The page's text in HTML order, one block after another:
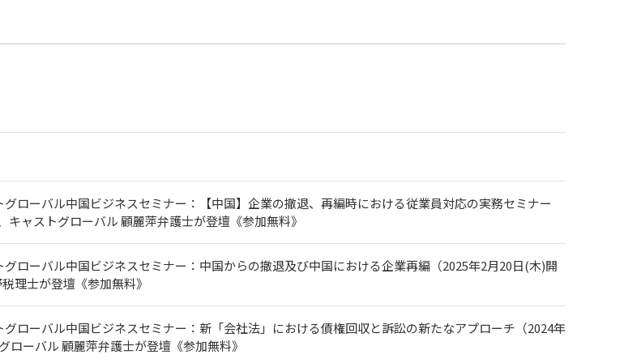
グローバル中国ビジネスセミナー：【中国】企業の撤退、再編時における従業員対応の実務セミナー
キャストグローバル 顧麗萍弁護士が登壇《参加無料》
グローバル中国ビジネスセミナー：中国からの撤退及び中国における企業再編（2025年2月20日(木)開
理士が登壇《参加無料》
グローバル中国ビジネスセミナー：新「会社法」における債権回収と訴訟の新たなアプローチ（2024年
ローバル 顧麗萍弁護士が登壇《参加無料》